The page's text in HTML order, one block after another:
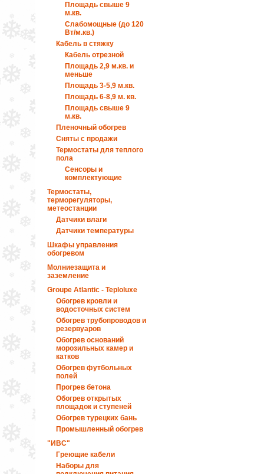
Площадь свыше 9
м.кв.
Слабомощные (до 120
Вт/м.кв.)
Кабель в стяжку
Кабель отрезной
Площадь 2,9 м.кв. и
меньше
Площадь 3-5,9 м.кв.
Площадь 6-8,9 м. кв.
Площадь свыше 9
м.кв.
Пленочный обогрев
Сняты с продажи
Термостаты для теплого
пола
Сенсоры и
комплектующие
Термостаты,
терморегуляторы,
метеостанции
Датчики влаги
Датчики температуры
Шкафы управления
обогревом
Молниезащита и
заземление
Groupe Atlantic - Teploluxe
Обогрев кровли и
водосточных систем
Обогрев трубопроводов и
резервуаров
Обогрев оснований
морозильных камер и
катков
Обогрев футбольных
полей
Прогрев бетона
Обогрев открытых
площадок и ступеней
Обогрев турецких бань
Промышленный обогрев
"ИВС"
Греющие кабели
Наборы для